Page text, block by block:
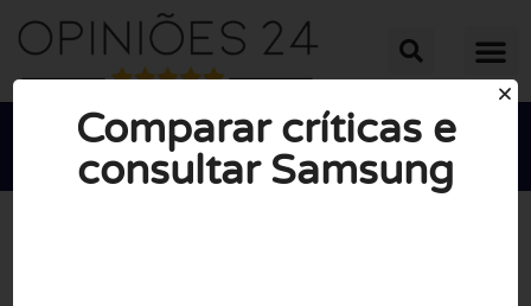
Comparar críticas e
consultar Samsung